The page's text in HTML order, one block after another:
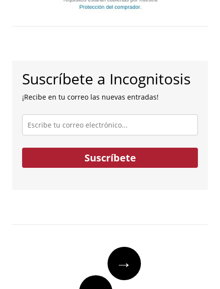
Suscríbete a Incognitosis
¡Recibe en tu correo las nuevas entradas!
Escribe
tu
correo
electrónico...
Suscríbete
→